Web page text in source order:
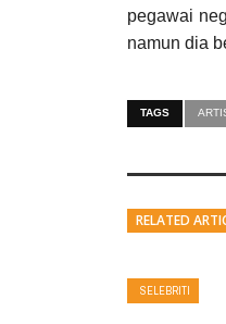
pegawai
namun dia
TAGS
RELATED
SELEBRITI